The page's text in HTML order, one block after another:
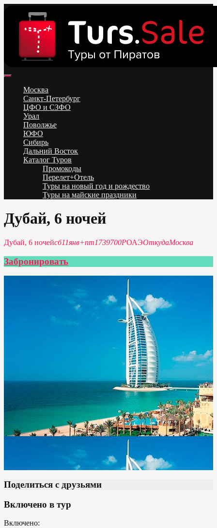
content
Низкие цены на путевки 3-7-10 ночей все включено, отдых на
море. Распродажа экскурсионных и горнолыжных туров.
Обновление каждый день. Официальный сайт Тур Сейл
Москва
Санкт-Петербург
ЦФО и СЗФО
Урал
Поволжье
ЮФО
Сибирь
Дальний Восток
Каталог Туров
Промокоды
Перелет+Отель
Туры на новый год и рождество
Туры на майские праздники
Telegram
Дубай, 6 ночей
Дубай, 6 ночейсб11янв+пт1739700РОАЭОткудаМосква
Забронировать
Поделиться с друзьями
Включено в тур
Включено: